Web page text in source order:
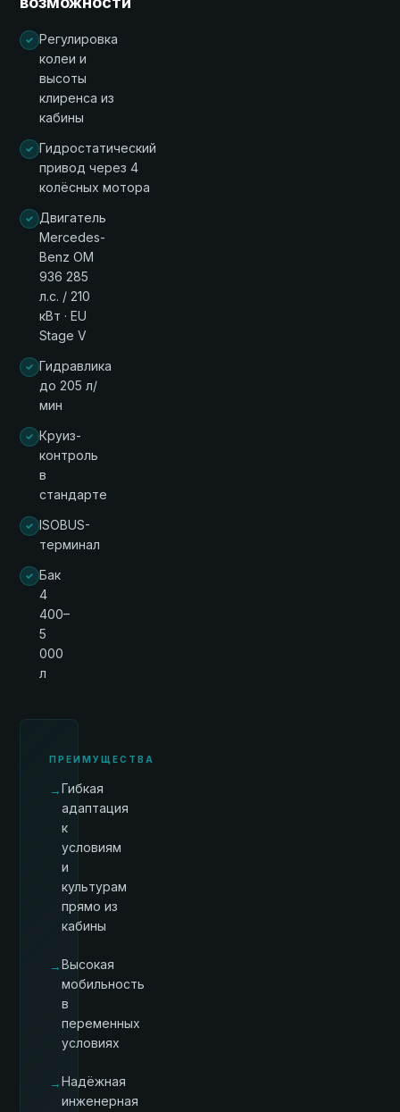
Регулировка
колеи и
высоты
клиренса из
кабины
Гидростатический
привод через 4
колёсных мотора
Двигатель
Mercedes-
Benz OM
936 285
л.с. / 210
кВт · EU
Stage V
Гидравлика
до 205 л/
мин
Круиз-
контроль
в
стандарте
ISOBUS-
терминал
Бак
4
400–
5
000
л
ПРЕИМУЩЕСТВА
→Гибкая
адаптация
к
условиям
и
культурам
прямо из
кабины
→Высокая
мобильность
в
переменных
условиях
→Надёжная
инженерная